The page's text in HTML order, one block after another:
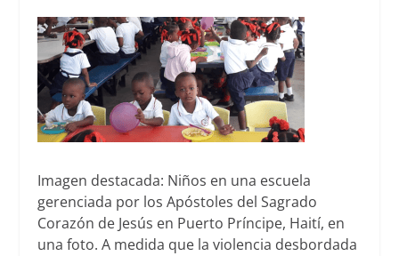
Imagen destacada: Niños en una escuela
gerenciada por los Apóstoles del Sagrado
Corazón de Jesús en Puerto Príncipe, Haití, en
una foto. A medida que la violencia desbordada